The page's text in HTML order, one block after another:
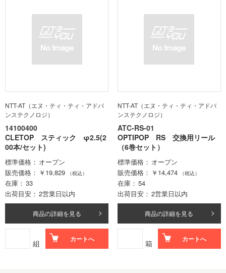
NTT-AT（エヌ・ティ・ティ・アドバ
ンステクノロジ）
14100400
CLETOP スティック φ2.5(2
00本/セット)
標準価格
オープン
販売価格
￥19,829 （税込）
在庫
33
出荷目安
2営業日以内
商品の詳細を見る
組 カートへ
NTT-AT（エヌ・ティ・ティ・アドバ
ンステクノロジ）
ATC-RS-01
OPTIPOP RS 交換用リール
（6巻セット）
標準価格
オープン
販売価格
￥14,474 （税込）
在庫
54
出荷目安
2営業日以内
商品の詳細を見る
箱 カートへ